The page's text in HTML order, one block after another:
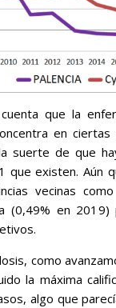
que la
en
suerte de que
que existen. Aún
vecinas
(0,49% en
como
la máxima
algo que